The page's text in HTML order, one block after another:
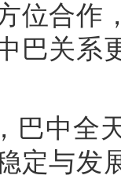
位合作
巴关系
巴中全
定与发